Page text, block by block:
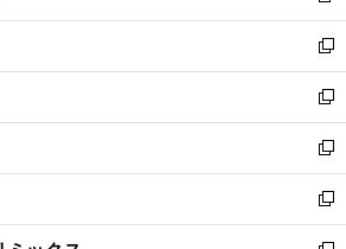
開
く
ウ
で
開
く
ン
ド
ウ
で
開
く
ウ
ィ
ン
ド
ウ
で
開
く
し
い
ウ
ィ
ン
ド
ウ
で
開
新
し
い
ウ
ィ
ン
ド
ウ
新
し
い
ウ
ィ
ン
新
し
い
ウ
新
し